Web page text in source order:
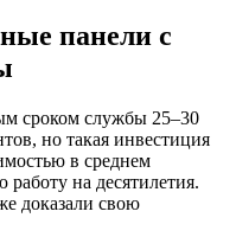
панели с
сроком службы 25–30
но такая инвестиция
в среднем
на десятилетия.
доказали свою